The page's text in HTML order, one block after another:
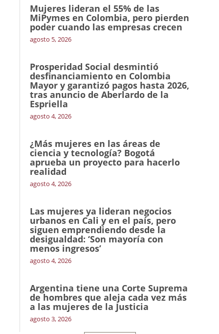
Mujeres lideran el 55% de las
MiPymes en Colombia, pero pierden
poder cuando las empresas crecen
agosto 5, 2026
Prosperidad Social desmintió
desfinanciamiento en Colombia
Mayor y garantizó pagos hasta 2026,
tras anuncio de Aberlardo de la
Espriella
agosto 4, 2026
¿Más mujeres en las áreas de
ciencia y tecnología? Bogotá
aprueba un proyecto para hacerlo
realidad
agosto 4, 2026
Las mujeres ya lideran negocios
urbanos en Cali y en el país, pero
siguen emprendiendo desde la
desigualdad: ‘Son mayoría con
menos ingresos’
agosto 4, 2026
Argentina tiene una Corte Suprema
de hombres que aleja cada vez más
a las mujeres de la Justicia
agosto 3, 2026